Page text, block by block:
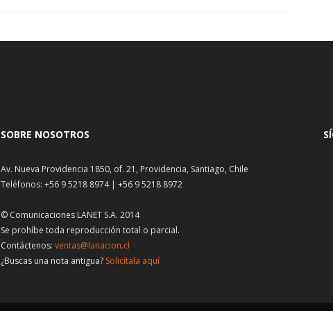
SOBRE NOSOTROS
Av. Nueva Providencia 1850, of. 21, Providencia, Santiago, Chile
Teléfonos: +56 9 5218 8974 | +56 9 5218 8972
© Comunicaciones LANET S.A. 2014
Se prohíbe toda reproducción total o parcial.
Contáctenos: ventas@lanacion.cl
¿Buscas una nota antigua? Solicítala aquí